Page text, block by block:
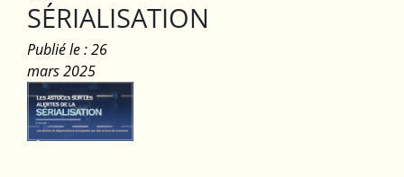
SÉRIALISATION
Publié le : 26
mars 2025